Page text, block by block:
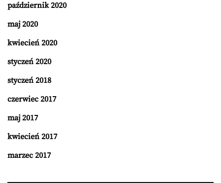
październik 2020
maj 2020
kwiecień 2020
styczeń 2020
styczeń 2018
czerwiec 2017
maj 2017
kwiecień 2017
marzec 2017